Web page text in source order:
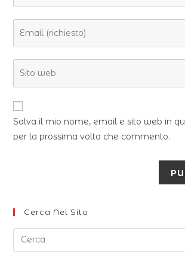
Salva il mio nome, email e sito web in
per la prossima volta che commento.
Cerca Nel Sito